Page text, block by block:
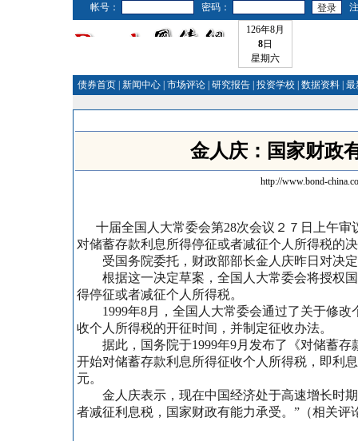
帐号： 密码：
126年8月
8日
星期六
债券首页 新闻中心 市场评论 研究报告 投资学校 数据资料 最
金人庆：国家财政
http://www.bond-
十届全国人大常委会第28次会议２７日上午审
对储蓄存款利息所得停征或者减征个人所得税的
受国务院委托，财政部部长金人庆昨日对决定
根据这一决定草案，全国人大常委会将授权国
得停征或者减征个人所得税。
1999年8月，全国人大常委会通过了关于修改
收个人所得税的开征时间，并制定征收办法。
据此，国务院于1999年9月发布了《对储蓄存
开始对储蓄存款利息所得征收个人所得税，即利
元。
金人庆表示，现在中国经济处于高速增长时期
者减征利息税，国家财政有能力承受。”（相关评